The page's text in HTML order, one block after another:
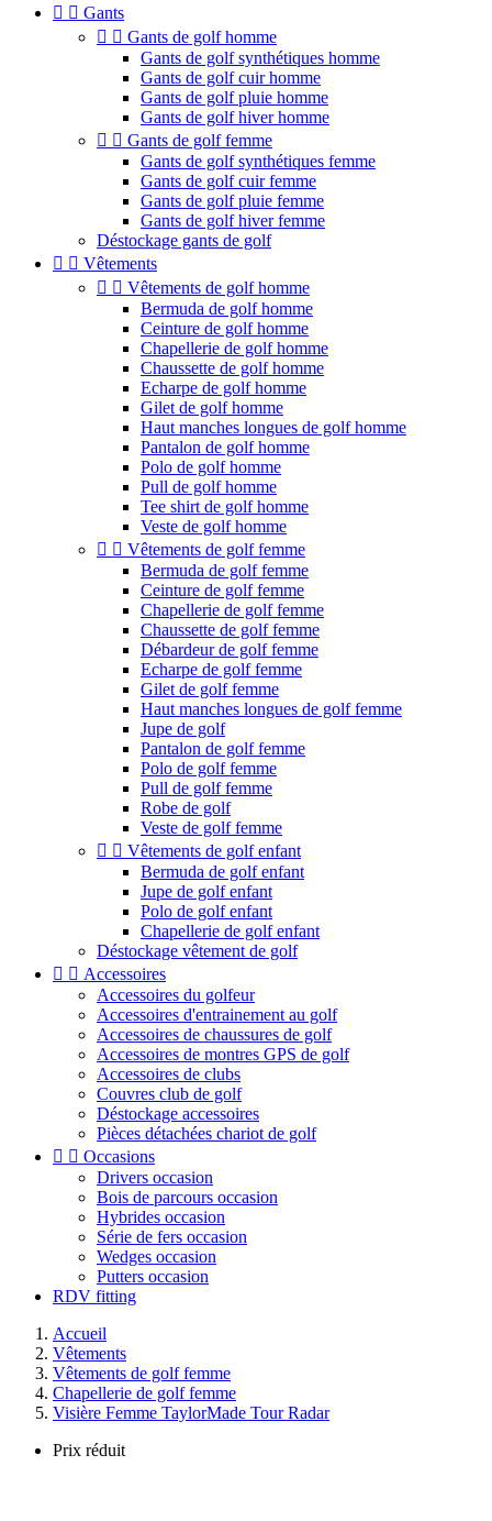
  Gants
  Gants de golf homme
Gants de golf synthétiques homme
Gants de golf cuir homme
Gants de golf pluie homme
Gants de golf hiver homme
  Gants de golf femme
Gants de golf synthétiques femme
Gants de golf cuir femme
Gants de golf pluie femme
Gants de golf hiver femme
Déstockage gants de golf
  Vêtements
  Vêtements de golf homme
Bermuda de golf homme
Ceinture de golf homme
Chapellerie de golf homme
Chaussette de golf homme
Echarpe de golf homme
Gilet de golf homme
Haut manches longues de golf homme
Pantalon de golf homme
Polo de golf homme
Pull de golf homme
Tee shirt de golf homme
Veste de golf homme
  Vêtements de golf femme
Bermuda de golf femme
Ceinture de golf femme
Chapellerie de golf femme
Chaussette de golf femme
Débardeur de golf femme
Echarpe de golf femme
Gilet de golf femme
Haut manches longues de golf femme
Jupe de golf
Pantalon de golf femme
Polo de golf femme
Pull de golf femme
Robe de golf
Veste de golf femme
  Vêtements de golf enfant
Bermuda de golf enfant
Jupe de golf enfant
Polo de golf enfant
Chapellerie de golf enfant
Déstockage vêtement de golf
  Accessoires
Accessoires du golfeur
Accessoires d'entrainement au golf
Accessoires de chaussures de golf
Accessoires de montres GPS de golf
Accessoires de clubs
Couvres club de golf
Déstockage accessoires
Pièces détachées chariot de golf
  Occasions
Drivers occasion
Bois de parcours occasion
Hybrides occasion
Série de fers occasion
Wedges occasion
Putters occasion
RDV fitting
Accueil
Vêtements
Vêtements de golf femme
Chapellerie de golf femme
Visière Femme TaylorMade Tour Radar
Prix réduit